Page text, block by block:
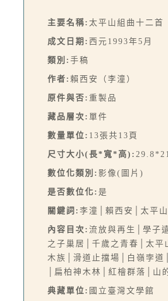
主要名稱: 太平山組曲十二首
成文日期: 西元1993年5月
類別: 手稿
作者: 賴西安（李潼）
原件與否: 重製品
藏品層次: 單件
數量單位: 13張共13頁
尺寸大小(長*寬*高):
數位化類別: 影像(圖片)
是否數位化: 是
關鍵詞: 李潼│賴西安│太平山
內容目次: 流放與再生│學子
之子巢居│千歲之青春│太平
木族│滑道止擋場│白嶺孛道
│扁柏神木林│紅檜群落│山
典藏單位: 國立臺灣文學館